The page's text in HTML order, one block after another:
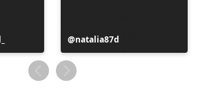
Beitrag
veröffentlicht
von
natalia87d